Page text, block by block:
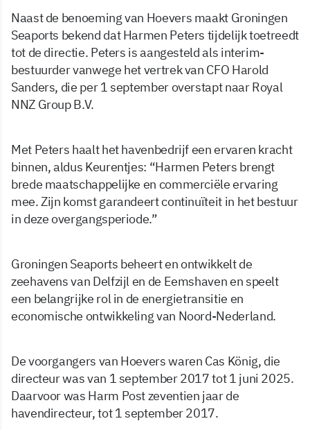
Naast de benoeming van Hoevers maakt Groningen
Seaports bekend dat Harmen Peters tijdelijk toetreedt
tot de directie. Peters is aangesteld als interim-
bestuurder vanwege het vertrek van CFO Harold
Sanders, die per 1 september overstapt naar Royal
NNZ Group B.V.
Met Peters haalt het havenbedrijf een ervaren kracht
binnen, aldus Keurentjes: “Harmen Peters brengt
brede maatschappelijke en commerciële ervaring
mee. Zijn komst garandeert continuïteit in het bestuur
in deze overgangsperiode.”
Groningen Seaports beheert en ontwikkelt de
zeehavens van Delfzijl en de Eemshaven en speelt
een belangrijke rol in de energietransitie en
economische ontwikkeling van Noord-Nederland.
De voorgangers van Hoevers waren Cas König, die
directeur was van 1 september 2017 tot 1 juni 2025.
Daarvoor was Harm Post zeventien jaar de
havendirecteur, tot 1 september 2017.